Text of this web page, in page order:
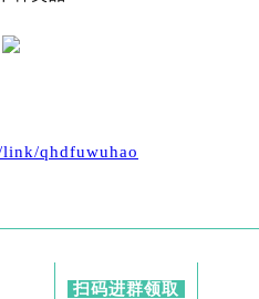
qhdfuwuhao
扫码进群领取